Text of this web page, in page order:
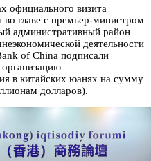
официального визита
во главе с премьер-министром
административный район
деятельности
of China подписали
в китайских юанях на сумму
долларов).